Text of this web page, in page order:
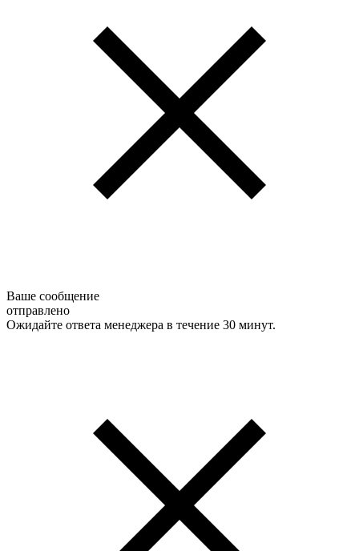
Ваше сообщение
отправлено
Ожидайте ответа менеджера в течение 30 минут.